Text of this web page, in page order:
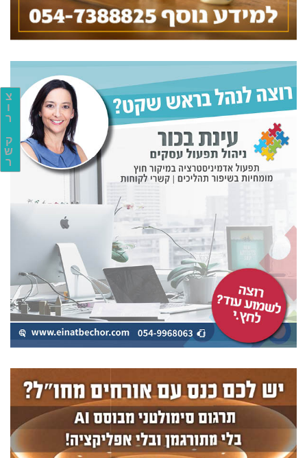
צ
ו
ר
ק
ש
ר